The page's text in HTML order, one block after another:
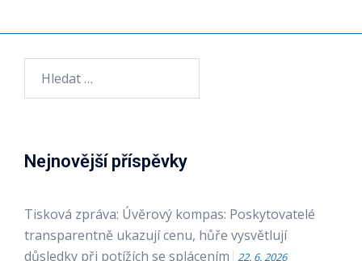
Nejnovější příspěvky
Tisková zpráva: Úvěrový kompas: Poskytovatelé
transparentně ukazují cenu, hůře vysvětlují
důsledky při potížích se splácením
22. 6. 2026